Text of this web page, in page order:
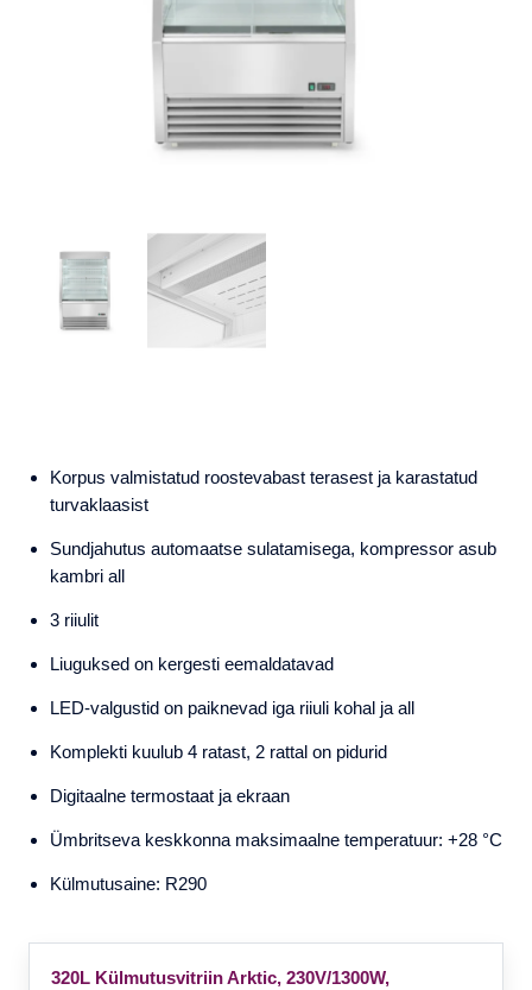
Korpus valmistatud roostevabast terasest ja karastatud
turvaklaasist
Sundjahutus automaatse sulatamisega, kompressor asub
kambri all
3 riiulit
Liuguksed on kergesti eemaldatavad
LED-valgustid on paiknevad iga riiuli kohal ja all
Komplekti kuulub 4 ratast, 2 rattal on pidurid
Digitaalne termostaat ja ekraan
Ümbritseva keskkonna maksimaalne temperatuur: +28 °C
Külmutusaine: R290
320L Külmutusvitriin Arktic, 230V/1300W,